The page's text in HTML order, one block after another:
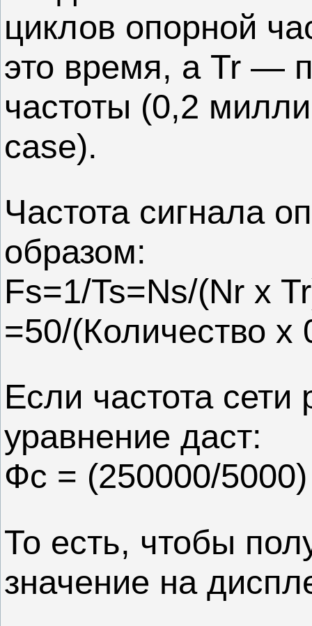
циклов опорной
это время, а Tr —
частоты (0,2
case).
Частота сигнала
образом:
Fs=1/Ts=Ns/(Nr x
=50/(Количество
Если частота
уравнение даст:
Фс = (250000/
То есть, чтобы
значение на